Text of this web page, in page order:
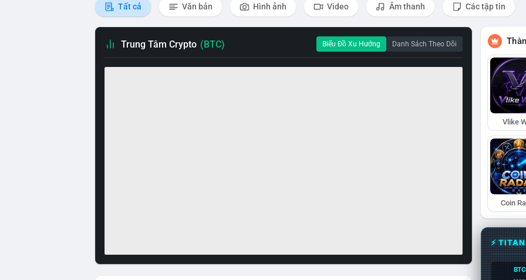
Tất cả Văn bản Hình ảnh Video Âm thanh Các tập tin
Trung Tâm Crypto (BTC) Biểu Đồ Xu Hướng Danh Sách Theo Dõi
Vlike
Coin
⚡
BTC